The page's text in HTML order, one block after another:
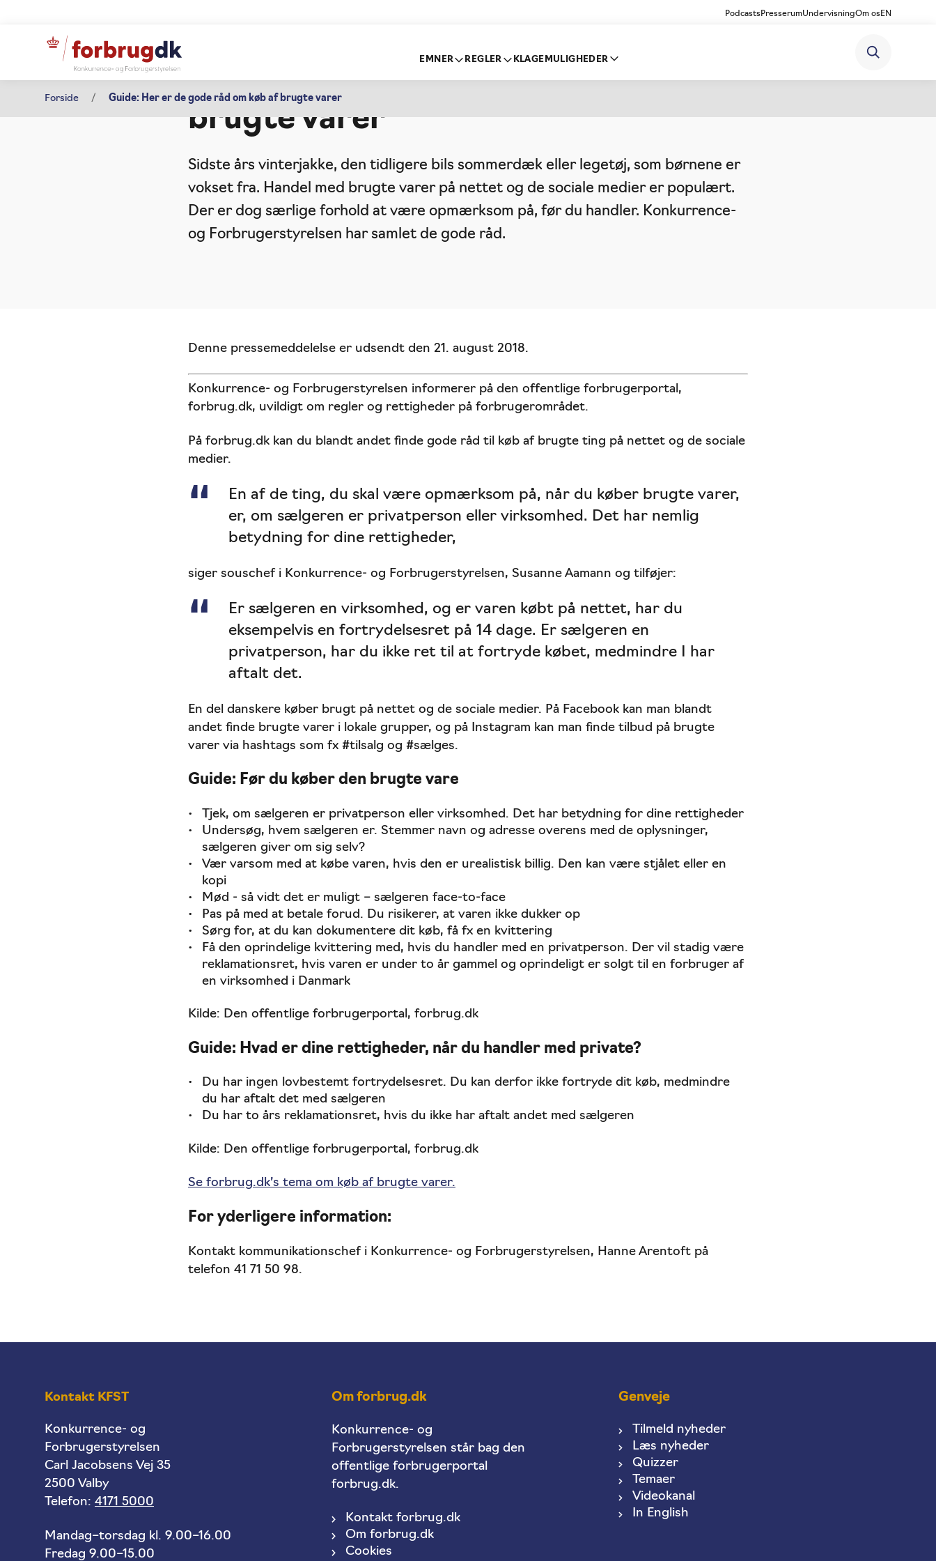
PodcastsPresserumUndervisningOm osEN
EMNER REGLER KLAGEMULIGHEDER
Forside Guide: Her er de gode råd om køb af brugte varer
Pressemeddelelse
Guide: Her er de gode råd om køb af
brugte varer
Sidste års vinterjakke, den tidligere bils sommerdæk eller legetøj, som børnene er
vokset fra. Handel med brugte varer på nettet og de sociale medier er populært.
Der er dog særlige forhold at være opmærksom på, før du handler. Konkurrence-
og Forbrugerstyrelsen har samlet de gode råd.
Denne pressemeddelelse er udsendt den 21. august 2018.
Konkurrence- og Forbrugerstyrelsen informerer på den offentlige forbrugerportal,
forbrug.dk, uvildigt om regler og rettigheder på forbrugerområdet.
På forbrug.dk kan du blandt andet finde gode råd til køb af brugte ting på nettet og de sociale
medier.
En af de ting, du skal være opmærksom på, når du køber brugte varer,
er, om sælgeren er privatperson eller virksomhed. Det har nemlig
betydning for dine rettigheder,
siger souschef i Konkurrence- og Forbrugerstyrelsen, Susanne Aamann og tilføjer:
Er sælgeren en virksomhed, og er varen købt på nettet, har du
eksempelvis en fortrydelsesret på 14 dage. Er sælgeren en
privatperson, har du ikke ret til at fortryde købet, medmindre I har
aftalt det.
En del danskere køber brugt på nettet og de sociale medier. På Facebook kan man blandt
andet finde brugte varer i lokale grupper, og på Instagram kan man finde tilbud på brugte
varer via hashtags som fx #tilsalg og #sælges.
Guide: Før du køber den brugte vare
Tjek, om sælgeren er privatperson eller virksomhed. Det har betydning for dine rettigheder
Undersøg, hvem sælgeren er. Stemmer navn og adresse overens med de oplysninger,
sælgeren giver om sig selv?
Vær varsom med at købe varen, hvis den er urealistisk billig. Den kan være stjålet eller en
kopi
Mød - så vidt det er muligt – sælgeren face-to-face
Pas på med at betale forud. Du risikerer, at varen ikke dukker op
Sørg for, at du kan dokumentere dit køb, få fx en kvittering
Få den oprindelige kvittering med, hvis du handler med en privatperson. Der vil stadig være
reklamationsret, hvis varen er under to år gammel og oprindeligt er solgt til en forbruger af
en virksomhed i Danmark
Kilde: Den offentlige forbrugerportal, forbrug.dk
Guide: Hvad er dine rettigheder, når du handler med private?
Du har ingen lovbestemt fortrydelsesret. Du kan derfor ikke fortryde dit køb, medmindre
du har aftalt det med sælgeren
Du har to års reklamationsret, hvis du ikke har aftalt andet med sælgeren
Kilde: Den offentlige forbrugerportal, forbrug.dk
Se forbrug.dk’s tema om køb af brugte varer.
For yderligere information:
Kontakt kommunikationschef i Konkurrence- og Forbrugerstyrelsen, Hanne Arentoft på
telefon 41 71 50 98.
Kontakt KFST
Konkurrence- og
Forbrugerstyrelsen
Carl Jacobsens Vej 35
2500 Valby
Telefon: 4171 5000
Mandag–torsdag kl. 9.00–16.00
Fredag 9.00–15.00
Om forbrug.dk
Konkurrence- og
Forbrugerstyrelsen står bag den
offentlige forbrugerportal
forbrug.dk.
Kontakt forbrug.dk
Om forbrug.dk
Cookies
Genveje
Tilmeld nyheder
Læs nyheder
Quizzer
Temaer
Videokanal
In English